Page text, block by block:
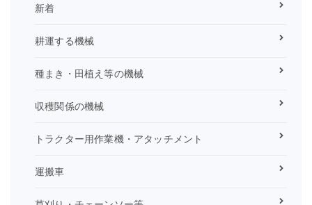
新着
耕運する機械
種まき・田植え等の機械
収穫関係の機械
トラクター用作業機・アタッチメント
運搬車